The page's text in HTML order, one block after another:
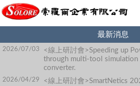
最新消息
2026/07/03
<線上研討會>Speeding up
through multi-tool simulation
converter.
2026/04/29
<線上研討會>SmartNetics